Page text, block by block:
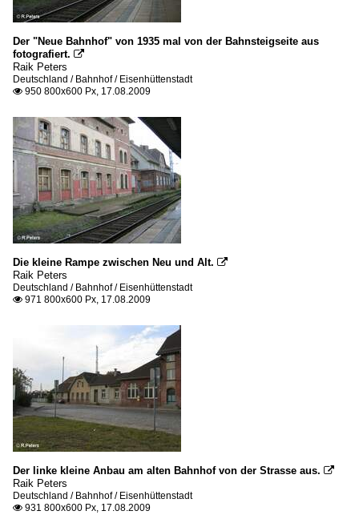
Der "Neue Bahnhof" von 1935 mal von der Bahnsteigseite aus
fotografiert. 
Raik Peters
Deutschland / Bahnhof / Eisenhüttenstadt
 950 800x600 Px, 17.08.2009
Die kleine Rampe zwischen Neu und Alt. 
Raik Peters
Deutschland / Bahnhof / Eisenhüttenstadt
 971 800x600 Px, 17.08.2009
Der linke kleine Anbau am alten Bahnhof von der Strasse aus. 
Raik Peters
Deutschland / Bahnhof / Eisenhüttenstadt
 931 800x600 Px, 17.08.2009